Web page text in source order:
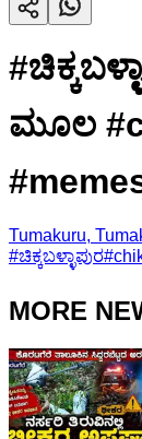
ಮೂಲ
Tumakuru,
#ಚಿಕ್ಕಬಳ್ಳಾಪುರ#
MORE